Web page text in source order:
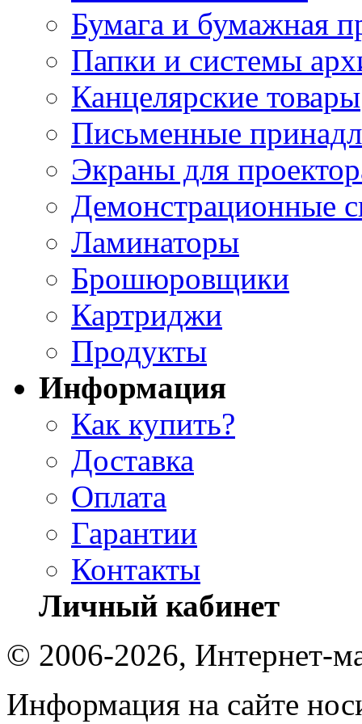
Бумага и бумажная
Папки и системы
Канцелярские товары
Письменные
Экраны для
Демонстрационные
Ламинаторы
Брошюровщики
Картриджи
Продукты
Информация
Как купить?
Доставка
Оплата
Гарантии
Контакты
Личный кабинет
© 2006-2026, Интернет-
Информация на сайте